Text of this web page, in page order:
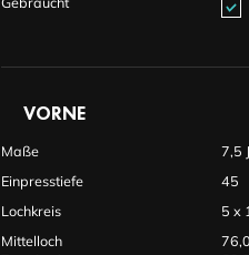
VORNE
7,5
Maße
45
Einpresstiefe
5 x
Lochkreis
76,0
Mittelloch